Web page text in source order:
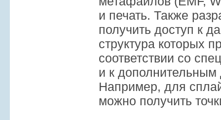
и печать. Также
получить доступ к
структура которых
соответствии со
и к
Например, для
можно получить